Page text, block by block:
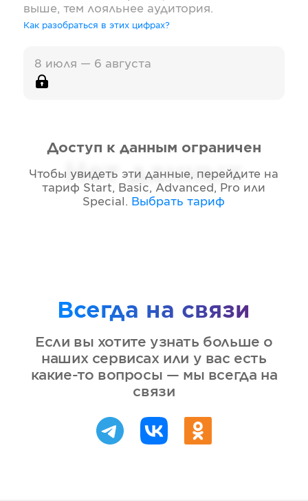
выше, тем лояльнее аудитория.
Как разобраться в этих цифрах?
8 июля — 6 августа
Нет данных
Доступ к данным ограничен
Чтобы увидеть эти данные, перейдите на
тариф Start, Basic, Advanced, Pro или
Special . Выбрать тариф
Всегда на связи
Если вы хотите узнать больше о
наших сервисах или у вас есть
какие-то вопросы — мы всегда на
связи